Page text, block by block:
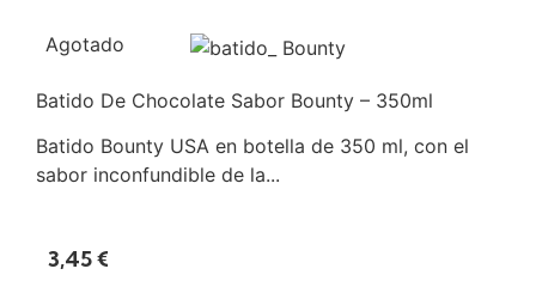
Agotado
Batido De Chocolate Sabor Bounty – 350ml
Batido Bounty USA en botella de 350 ml, con el
sabor inconfundible de la...
3,45€